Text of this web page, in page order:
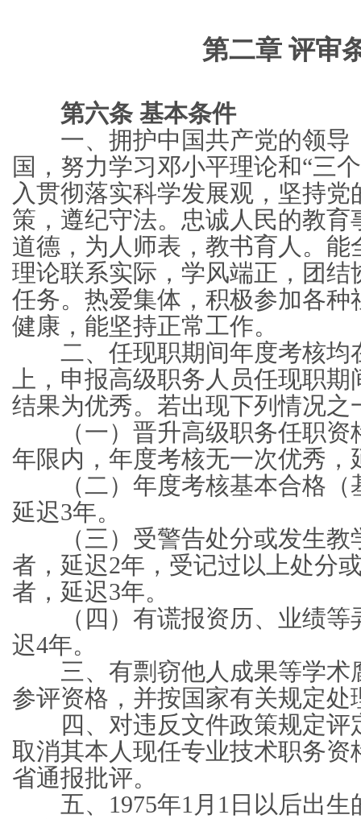
第二章 评审
第六条 基本条件
一、拥护中国共产党的领导
国，努力学习邓小平理论和“三
入贯彻落实科学发展观，坚持
策，遵纪守法。忠诚人民的教育
道德，为人师表，教书育人。能
理论联系实际，学风端正，团结
任务。热爱集体，积极参加各种
健康，能坚持正常工作。
二、任现职期间年度考核均
上，申报高级职务人员任现职
结果为优秀。若出现下列情况之
（一）晋升高级职务任职资
年限内，年度考核无一次优秀，
（二）年度考核基本合格（
延迟3年。
（三）受警告处分或发生教
者，延迟2年，受记过以上处分
者，延迟3年。
（四）有谎报资历、业绩等
迟4年。
三、有剽窃他人成果等学术
参评资格，并按国家有关规定处
四、对违反文件政策规定评
取消其本人现任专业技术职务资
省通报批评。
五、1975年1月1日以后出生